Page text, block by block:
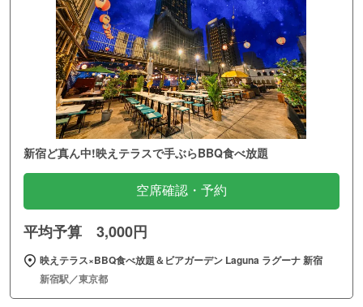
新宿ど真ん中!映えテラスで手ぶらBBQ食べ放題
空席確認・予約
平均予算 3,000円
映えテラス×BBQ食べ放題＆ビアガーデン Laguna ラグーナ 新宿
新宿駅／東京都